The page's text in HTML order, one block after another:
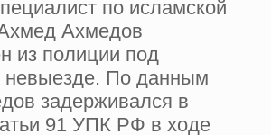
по исламской
Ахмедов
из полиции под
невыезде. По данным
задерживался в
91 УПК РФ в ходе